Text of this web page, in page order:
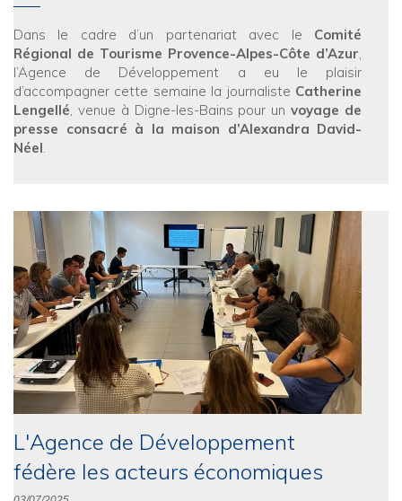
Dans le cadre d’un partenariat avec le Comité
Régional de Tourisme Provence-Alpes-Côte d’Azur
l’Agence de Développement a eu le plaisir
d’accompagner cette semaine la journaliste Catherine
Lengellé , venue à Digne-les-Bains pour unvoyage de
presse consacré à la maison d’Alexandra David-
Néel
L'Agence de Développement
fédère les acteurs économiques